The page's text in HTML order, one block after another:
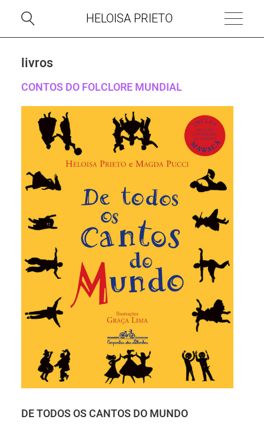
HELOISA PRIETO
livros
CONTOS DO FOLCLORE MUNDIAL
DE TODOS OS CANTOS DO MUNDO